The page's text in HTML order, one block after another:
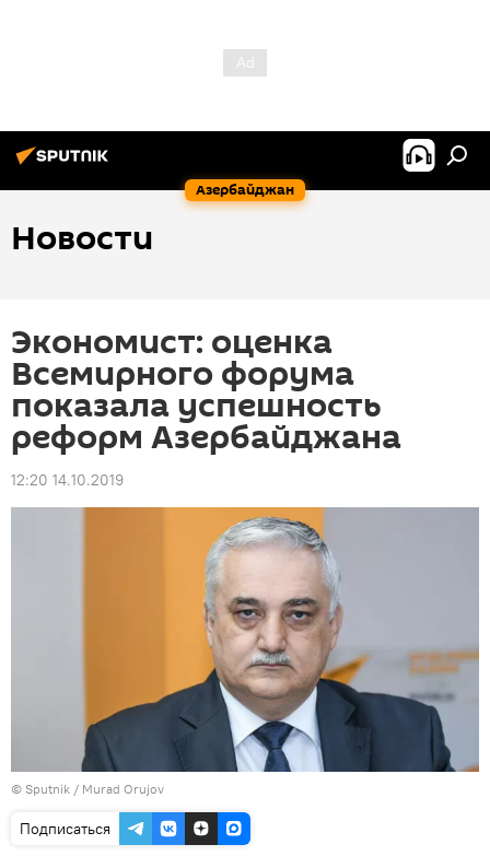
Азербайджан
Новости
Экономист: оценка
Всемирного форума
показала успешность
реформ Азербайджана
12:20 14.10.2019
© Sputnik / Murad Orujov
Подписаться